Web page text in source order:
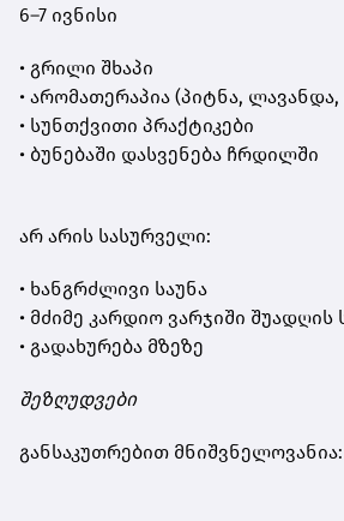
6–7 ივნისი
• გრილი შხაპი
• არომათერაპია (პიტნა,
• სუნთქვითი პრაქტიკები
• ბუნებაში დასვენება ჩრდილში
არ არის სასურველი:
• ხანგრძლივი საუნა
• მძიმე კარდიო ვარჯიში შუადღის
• გადახურება მზეზე
შეზღუდვები
განსაკუთრებით მნიშვნელოვანია: